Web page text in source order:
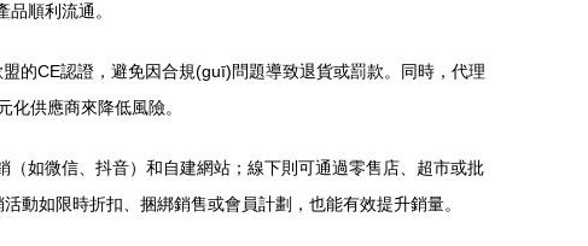
順利流通。
的CE認證，避免因合規(guī)問題導致退貨或罰款。同時，代理
供應商來降低風險。
如微信、抖音）和自建網站；線下則可通過零售店、超市或批
動如限時折扣、捆綁銷售或會員計劃，也能有效提升銷量。